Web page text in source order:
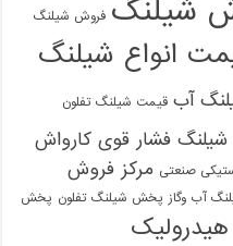
شیلنگ فروش شیلنگ
انواع شیلنگ
آب قیمت شیلنگ تفلون
فشار قوی کارواش
صنعتی مرکز فروش
آب وگاز پخش شیلنگ تفلون پخش